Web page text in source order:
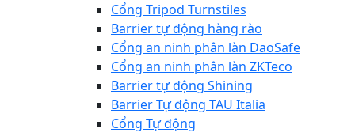
Cổng Tripod Turnstiles
Barrier tự động hàng rào
Cổng an ninh phân làn DaoSafe
Cổng an ninh phân làn ZKTeco
Barrier tự động Shining
Barrier Tự động TAU Italia
Cổng Tự động